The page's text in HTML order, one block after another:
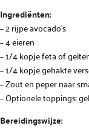
Ingrediënten:
– 2 rijpe avocado’s
– 4 eieren
– 1/4 kopje feta of
– 1/4 kopje gehakte
– Zout en peper naar
– Optionele toppings:
Bereidingswijze: